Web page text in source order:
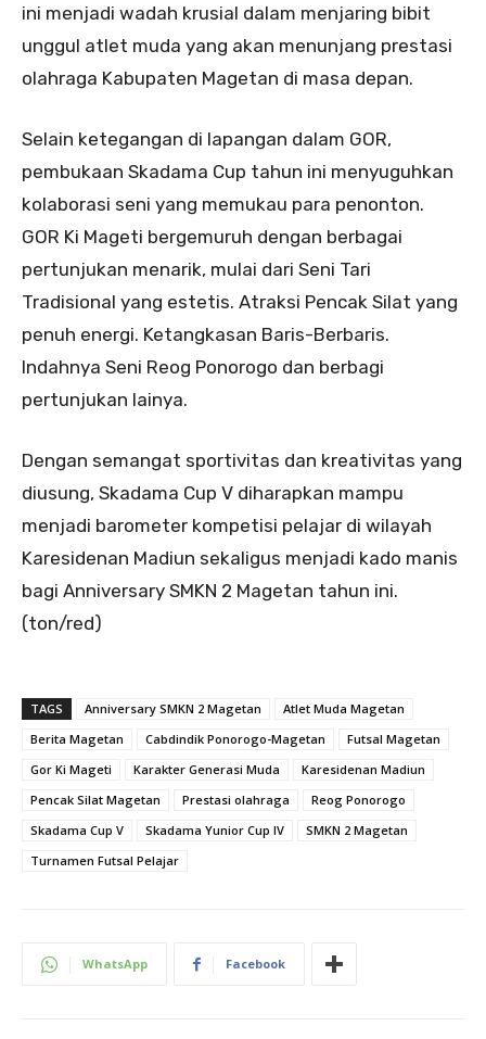
ini menjadi wadah krusial dalam menjaring bibit
unggul atlet muda yang akan menunjang prestasi
olahraga Kabupaten Magetan di masa depan.
Selain ketegangan di lapangan dalam GOR,
pembukaan Skadama Cup tahun ini menyuguhkan
kolaborasi seni yang memukau para penonton.
GOR Ki Mageti bergemuruh dengan berbagai
pertunjukan menarik, mulai dari Seni Tari
Tradisional yang estetis. Atraksi Pencak Silat yang
penuh energi. Ketangkasan Baris-Berbaris.
Indahnya Seni Reog Ponorogo dan berbagi
pertunjukan lainya.
Dengan semangat sportivitas dan kreativitas yang
diusung, Skadama Cup V diharapkan mampu
menjadi barometer kompetisi pelajar di wilayah
Karesidenan Madiun sekaligus menjadi kado manis
bagi Anniversary SMKN 2 Magetan tahun ini.
(ton/red)
TAGS Anniversary SMKN 2 Magetan
Atlet Muda Magetan
Berita Magetan
Cabdindik Ponorogo-Magetan
Futsal Magetan
Gor Ki Mageti
Karakter Generasi Muda
Karesidenan Madiun
Pencak Silat Magetan
Prestasi olahraga
Reog Ponorogo
Skadama Cup V
Skadama Yunior Cup IV
SMKN 2 Magetan
Turnamen Futsal Pelajar
WhatsApp Facebook